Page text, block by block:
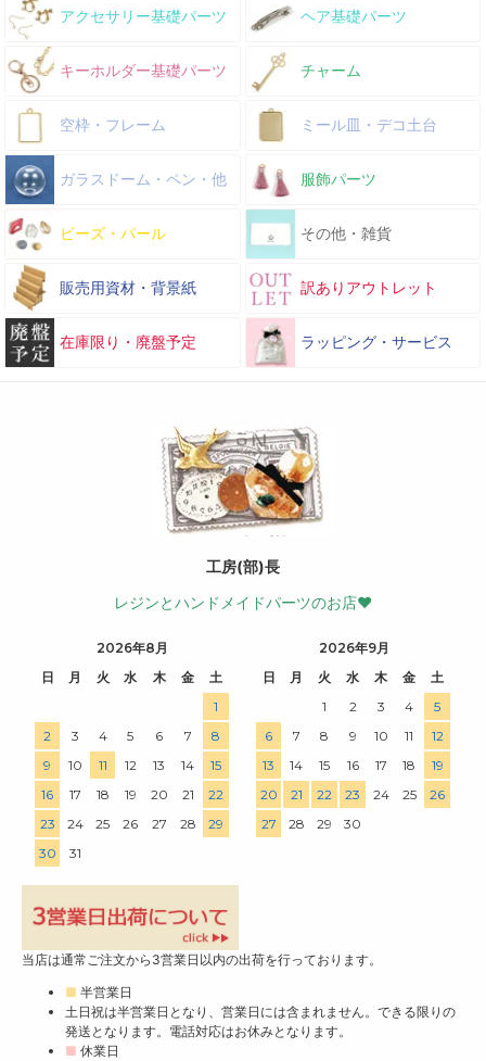
アクセサリー基礎パーツ ヘア基礎パーツ
キーホルダー基礎パーツ チャーム
空枠・フレーム ミール皿・デコ土台
ガラスドーム・ペン・他 服飾パーツ
ビーズ・パール その他・雑貨
販売用資材・背景紙 訳ありアウトレット
在庫限り・廃盤予定 ラッピング・サービス
工房(部)長
レジンとハンドメイドパーツのお店♥
2026年8月
日
月 火 水 木 金
土
1
2
3 4 5 6 7
8
9
10 11 12 13 14
15
16
17 18 19 20 21
22
23
24 25 26 27 28
29
30
31
2026年9月
日
月 火 水 木 金
土
1
2 3 4
5
6
7 8 9 10 11
12
13
14 15 16 17 18
19
20
21 22 23 24 25
26
27
28 29 30
当店は通常ご注文から3営業日以内の出荷を行っております。
■ 半営業日
土日祝は半営業日となり、営業日には含まれません。できる限りの
発送となります。電話対応はお休みとなります。
■ 休業日